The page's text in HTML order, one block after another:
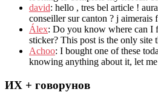
david: hello , tres bel article !
conseiller sur canton ? j aimerais
Álex: Do you know where can I
sticker? This post is the only site
Achoo: I bought one of these
knowing anything about it, let
ИХ + говорунов